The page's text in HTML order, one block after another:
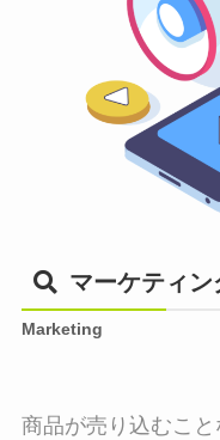
マーケティン
Marketing
商品が売り込むこ